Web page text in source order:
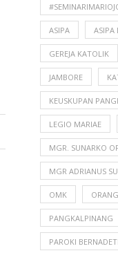
ASIPA ASIPA
GEREJA KATOLIK
JAMBORE
KEUSKUPAN
LEGIO MARIAE
MGR. SUNARKO
MGR ADRIANUS
OMK
PANGKALPINANG
PAROKI